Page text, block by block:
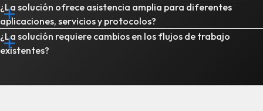
¿La solución ofrece asistencia amplia para diferentes
aplicaciones, servicios y protocolos?
¿La solución requiere cambios en los flujos de trabajo
existentes?